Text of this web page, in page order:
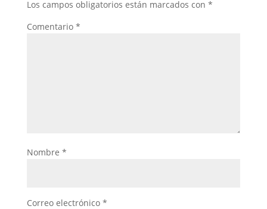
Los campos obligatorios están marcados con *
Comentario *
Nombre *
Correo electrónico *